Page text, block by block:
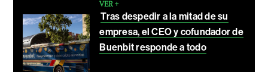
VER +
Tras despedir a la mitad de su
empresa, el CEO y cofundador de
Buenbit responde a todo